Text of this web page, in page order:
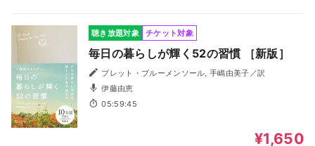
聴き放題対象 チケット対象
毎日の暮らしが輝く52の習慣 ［新版］
ブレット・ブルーメンソール, 手嶋由美子／訳
伊藤由恵
05:59:45
¥1,650